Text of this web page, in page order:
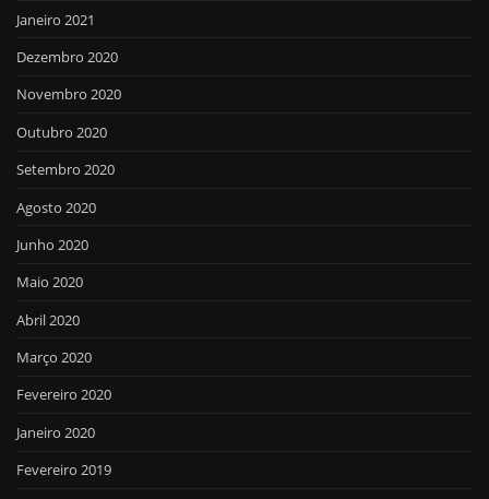
Janeiro 2021
Dezembro 2020
Novembro 2020
Outubro 2020
Setembro 2020
Agosto 2020
Junho 2020
Maio 2020
Abril 2020
Março 2020
Fevereiro 2020
Janeiro 2020
Fevereiro 2019